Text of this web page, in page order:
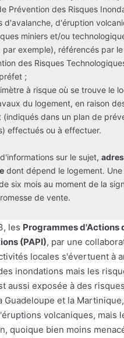
Prévention des Risques
d'avalanche, d'éruption
miniers et/ou
par exemple), référencés par le
des Risques
;
à risque où se trouve le
du logement, en raison
(indiqués dans un plan de
effectués ou à effectuer.
sur le sujet,
dont dépend le logement.
six mois au moment de la
de vente.
les Programmes d'Actions
(PAPI), par une
locales s'évertuent à
inondations mais les
aussi exposée à des
Guadeloupe et la
volcaniques, mais
quoique bien moins